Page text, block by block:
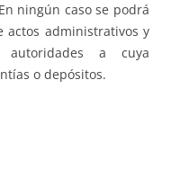
En ningún caso se podrá
actos administrativos y
autoridades a cuya
o depósitos.